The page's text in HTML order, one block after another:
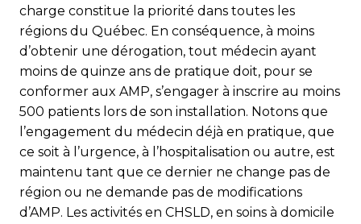
charge constitue la priorité dans toutes les
régions du Québec. En conséquence, à moins
d’obtenir une dérogation, tout médecin ayant
moins de quinze ans de pratique doit, pour se
conformer aux AMP, s’engager à inscrire au moins
500 patients lors de son installation. Notons que
l’engagement du médecin déjà en pratique, que
ce soit à l’urgence, à l’hospitalisation ou autre, est
maintenu tant que ce dernier ne change pas de
région ou ne demande pas de modifications
d’AMP. Les activités en CHSLD, en soins à domicile